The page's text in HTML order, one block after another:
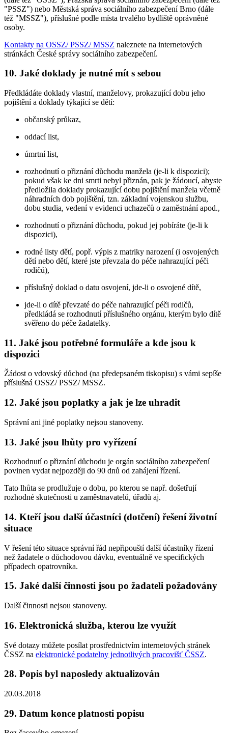
"PSSZ") nebo Městská správa sociálního zabezpečení Brno (dále
též "MSSZ"), příslušné podle místa trvalého bydliště oprávněné
osoby.
Kontakty na OSSZ/ PSSZ/ MSSZ naleznete na internetových
stránkách České správy sociálního zabezpečení.
10. Jaké doklady je nutné mít s sebou
Předkládáte doklady vlastní, manželovy, prokazující dobu jeho
pojištění a doklady týkající se dětí:
občanský průkaz,
oddací list,
úmrtní list,
rozhodnutí o přiznání důchodu manžela (je-li k dispozici);
pokud však ke dni smrti nebyl přiznán, pak je žádoucí, abyste
předložila doklady prokazující dobu pojištění manžela včetně
náhradních dob pojištění, tzn. základní vojenskou službu,
dobu studia, vedení v evidenci uchazečů o zaměstnání apod.,
rozhodnutí o přiznání důchodu, pokud jej pobíráte (je-li k
dispozici),
rodné listy dětí, popř. výpis z matriky narození (i osvojených
dětí nebo dětí, které jste převzala do péče nahrazující péči
rodičů),
příslušný doklad o datu osvojení, jde-li o osvojené dítě,
jde-li o dítě převzaté do péče nahrazující péči rodičů,
předkládá se rozhodnutí příslušného orgánu, kterým bylo dítě
svěřeno do péče žadatelky.
11. Jaké jsou potřebné formuláře a kde jsou k
dispozici
Žádost o vdovský důchod (na předepsaném tiskopisu) s vámi sepíše
příslušná OSSZ/ PSSZ/ MSSZ.
12. Jaké jsou poplatky a jak je lze uhradit
Správní ani jiné poplatky nejsou stanoveny.
13. Jaké jsou lhůty pro vyřízení
Rozhodnutí o přiznání důchodu je orgán sociálního zabezpečení
povinen vydat nejpozději do 90 dnů od zahájení řízení.
Tato lhůta se prodlužuje o dobu, po kterou se např. došetřují
rozhodné skutečnosti u zaměstnavatelů, úřadů aj.
14. Kteří jsou další účastníci (dotčení) řešení životní
situace
V řešení této situace správní řád nepřipouští další účastníky řízení
než žadatele o důchodovou dávku, eventuálně ve specifických
případech opatrovníka.
15. Jaké další činnosti jsou po žadateli požadovány
Další činnosti nejsou stanoveny.
16. Elektronická služba, kterou lze využít
Své dotazy můžete posílat prostřednictvím internetových stránek
ČSSZ na elektronické podatelny jednotlivých pracovišť ČSSZ.
28. Popis byl naposledy aktualizován
20.03.2018
29. Datum konce platnosti popisu